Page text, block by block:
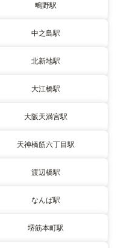
鴫野駅
中之島駅
北新地駅
大江橋駅
大阪天満宮駅
天神橋筋六丁目駅
渡辺橋駅
なんば駅
堺筋本町駅